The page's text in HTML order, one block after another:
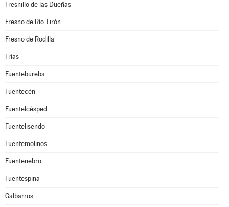
Fresnillo de las Dueñas
Fresno de Río Tirón
Fresno de Rodilla
Frías
Fuentebureba
Fuentecén
Fuentelcésped
Fuentelisendo
Fuentemolinos
Fuentenebro
Fuentespina
Galbarros